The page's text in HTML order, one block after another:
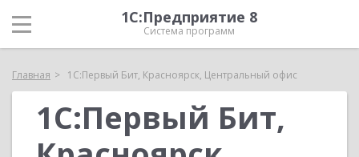
1С:Предприятие 8
Система программ
Главная 1С:Первый Бит, Красноярск, Центральный офис
1С:Первый Бит,